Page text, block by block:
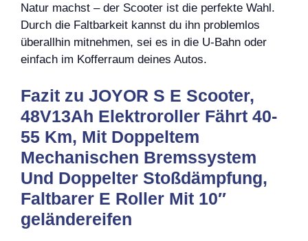
Natur machst – der Scooter ist die perfekte Wahl.
Durch die Faltbarkeit kannst du ihn problemlos
überallhin mitnehmen, sei es in die U-Bahn oder
einfach im Kofferraum deines Autos.
Fazit zu JOYOR S E Scooter,
48V13Ah Elektroroller Fährt 40-
55 Km, Mit Doppeltem
Mechanischen Bremssystem
Und Doppelter Stoßdämpfung,
Faltbarer E Roller Mit 10″
geländereifen